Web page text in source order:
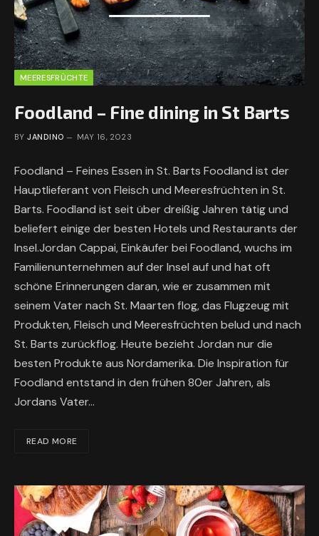
MEERESFRÜCHTE
Foodland – Fine dining in St Barts
BY JANDINO MAY 16, 2023
Foodland – Feines Essen in St. Barts Foodland ist der
Hauptlieferant von Fleisch und Meeresfrüchten in St.
Barts. Foodland ist seit über dreißig Jahren tätig und
beliefert einige der besten Hotels und Restaurants der
Insel.Jordan Cappai, Einkäufer bei Foodland, wuchs im
Familienunternehmen auf der Insel auf und hat oft
schöne Erinnerungen daran, wie er zusammen mit
seinem Vater nach St. Maarten flog, das Flugzeug mit
Produkten, Fleisch und Meeresfrüchten belud und nach
St. Barts zurückflog. Heute bezieht Jordan nur die
besten Produkte aus Nordamerika. Die Inspiration für
Foodland entstand in den frühen 80er Jahren, als
Jordans Vater…
READ MORE